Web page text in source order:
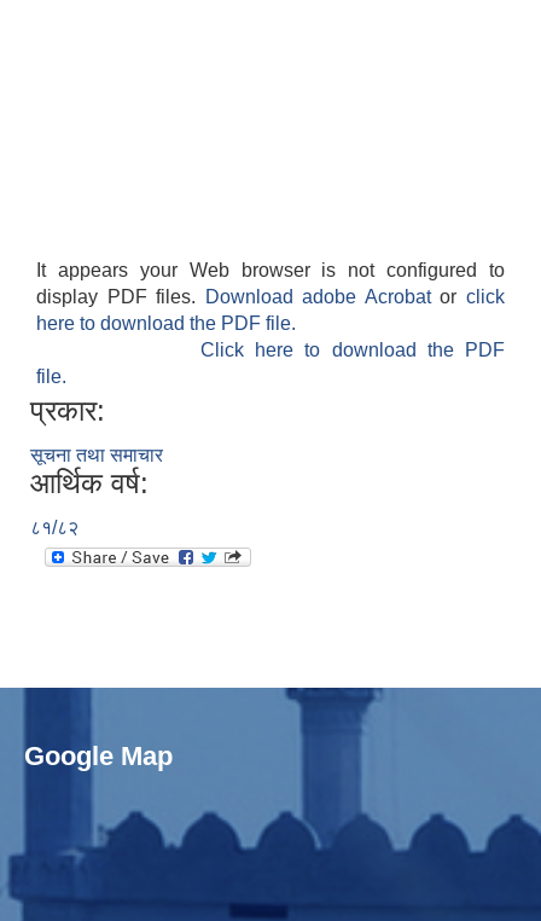
It appears your Web browser is not configured to
display PDF files.
Download adobe Acrobatorclick
here to download the PDF file.
Click here to download the PDF
file.
प्रकार:
सूचना तथा समाचार
आर्थिक वर्ष:
८१/८२
Google Map